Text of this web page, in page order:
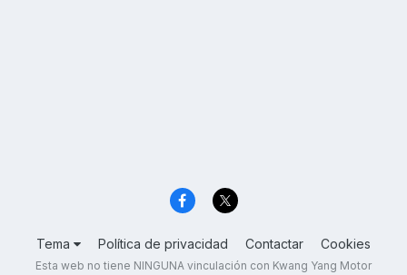
Tema Política de privacidad Contactar Cookies
Esta web no tiene NINGUNA vinculación con Kwang Yang Motor